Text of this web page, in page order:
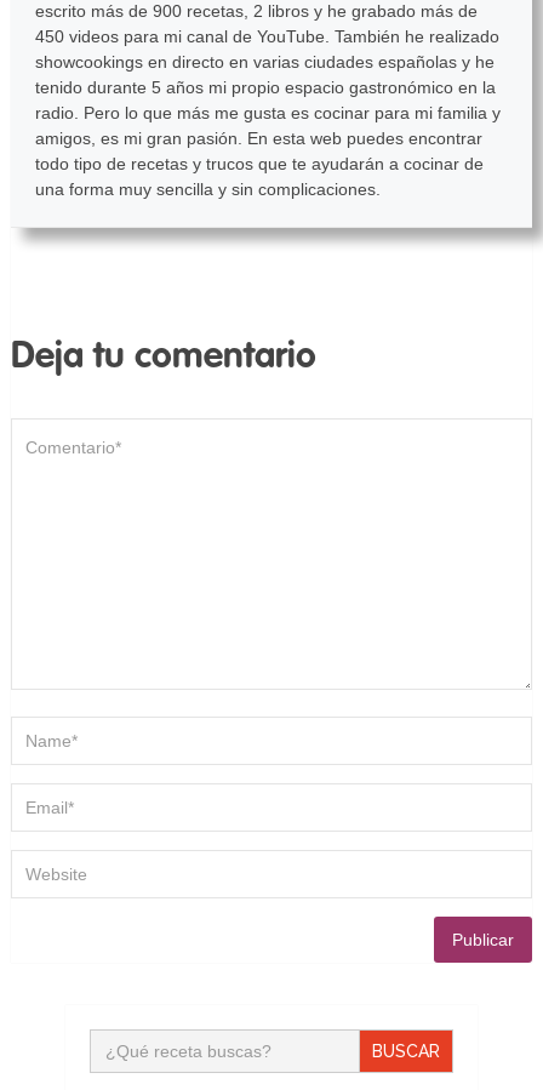
escrito más de 900 recetas, 2 libros y he grabado más de
450 videos para mi canal de YouTube. También he realizado
showcookings en directo en varias ciudades españolas y he
tenido durante 5 años mi propio espacio gastronómico en la
radio. Pero lo que más me gusta es cocinar para mi familia y
amigos, es mi gran pasión. En esta web puedes encontrar
todo tipo de recetas y trucos que te ayudarán a cocinar de
una forma muy sencilla y sin complicaciones.
Deja tu comentario
Buscar: